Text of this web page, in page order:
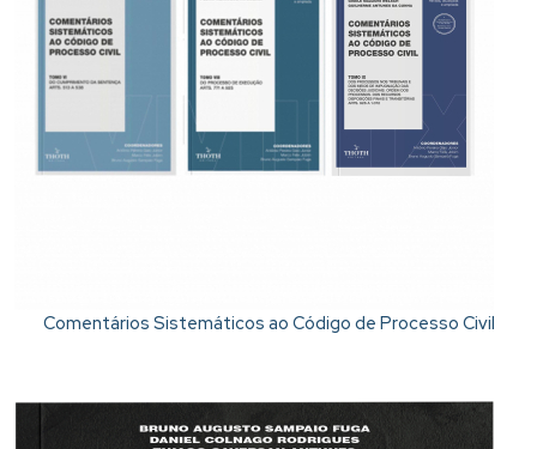
Comentários Sistemáticos ao Código de Processo Civil